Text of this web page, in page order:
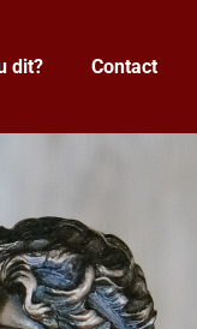
dit? Contact